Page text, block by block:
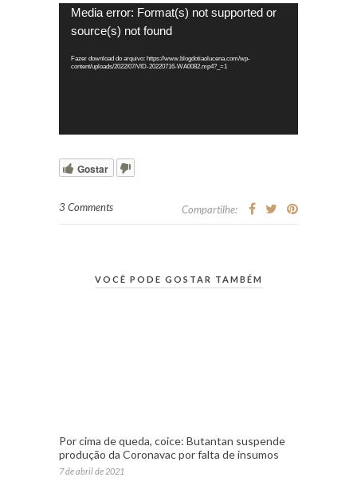
Tocador
vídeo
Media error: Format(s) not supported or
source(s) not found
Fazer download do arquivo: https://www.blogdotiaolucena.com/wp-
content/uploads/2022/07/VID-20220716-WA0082.mp4?_=1
Gostar
3 Comments Compartilhe:
VOCÊ PODE GOSTAR TAMBÉM
Por cima de queda, coice: Butantan suspende
produção da Coronavac por falta de insumos
7 de abril de 2021